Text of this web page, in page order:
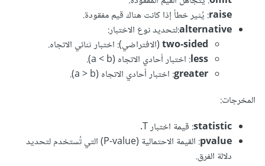
raise: يُثير خطأ إذا كانت هناك قيم مفقودة.
alternative:لتحديد نوع الاختبار:
two-sided(الافتراضي): اختبار ثنائي الاتجاه.
less: اختبار أحادي الاتجاه (a < b).
greater: اختبار أحادي الاتجاه (a > b).
المخرجات:
statistic: قيمة اختبار T.
pvalue
: القيمة الاحتمالية (P-value) التي تُستخدم لتحديد
دلالة الفرق.